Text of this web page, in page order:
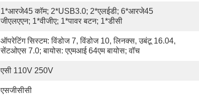
1*आरजे45 कॉम; 2*USB3.0; 2*एलईडी; 6*आरजे45
जीएलएएन; 1*वीजीए; 1*पावर बटन; 1*डीसी
ऑपरेटिंग सिस्टम: विंडोज 7, विंडोज 10, लिनक्स, उबंटू 16.04,
सेंटओएस 7.0; बायोस: एएमआई 64एम बायोस; वॉच
एसी 110V 250V
एसजीसीसी